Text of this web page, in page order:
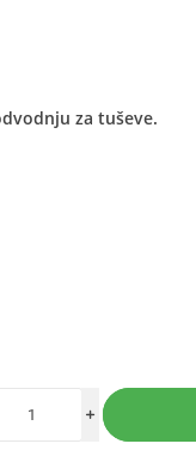
za tuševe.
i